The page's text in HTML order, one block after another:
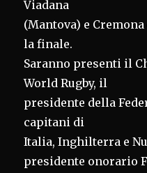
Viadana
(Mantova) e
la finale.
Saranno presenti il
World Rugby, il
presidente della
capitani di
Italia, Inghilterra e
presidente onorario